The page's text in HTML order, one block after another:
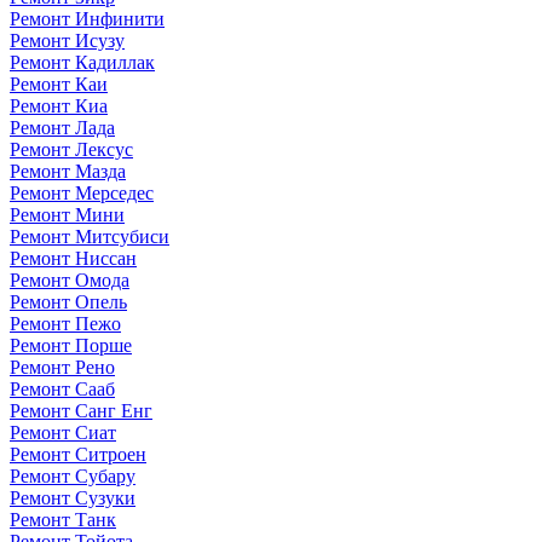
Ремонт Инфинити
Ремонт Исузу
Ремонт Кадиллак
Ремонт Каи
Ремонт Киа
Ремонт Лада
Ремонт Лексус
Ремонт Мазда
Ремонт Мерседес
Ремонт Мини
Ремонт Митсубиси
Ремонт Ниссан
Ремонт Омода
Ремонт Опель
Ремонт Пежо
Ремонт Порше
Ремонт Рено
Ремонт Сааб
Ремонт Санг Енг
Ремонт Сиат
Ремонт Ситроен
Ремонт Субару
Ремонт Сузуки
Ремонт Танк